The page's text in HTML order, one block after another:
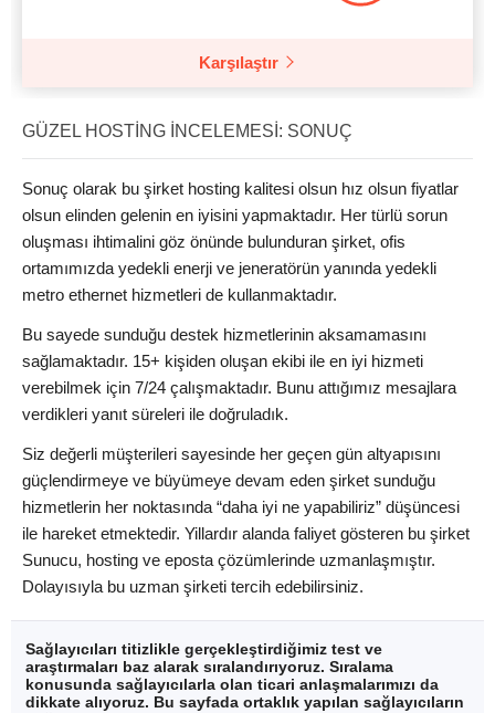
Karşılaştır
GÜZEL HOSTING İNCELEMESI: SONUÇ
Sonuç olarak bu şirket hosting kalitesi olsun hız olsun fiyatlar
olsun elinden gelenin en iyisini yapmaktadır. Her türlü sorun
oluşması ihtimalini göz önünde bulunduran şirket, ofis
ortamımızda yedekli enerji ve jeneratörün yanında yedekli
metro ethernet hizmetleri de kullanmaktadır.
Bu sayede sunduğu destek hizmetlerinin aksamamasını
sağlamaktadır. 15+ kişiden oluşan ekibi ile en iyi hizmeti
verebilmek için 7/24 çalışmaktadır. Bunu attığımız mesajlara
verdikleri yanıt süreleri ile doğruladık.
Siz değerli müşterileri sayesinde her geçen gün altyapısını
güçlendirmeye ve büyümeye devam eden şirket sunduğu
hizmetlerin her noktasında “daha iyi ne yapabiliriz” düşüncesi
ile hareket etmektedir. Yillardır alanda faliyet gösteren bu şirket
Sunucu, hosting ve eposta çözümlerinde uzmanlaşmıştır.
Dolayısıyla bu uzman şirketi tercih edebilirsiniz.
Sağlayıcıları titizlikle gerçekleştirdiğimiz test ve
araştırmaları baz alarak sıralandırıyoruz. Sıralama
konusunda sağlayıcılarla olan ticari anlaşmalarımızı da
dikkate alıyoruz. Bu sayfada ortaklık yapılan sağlayıcıların